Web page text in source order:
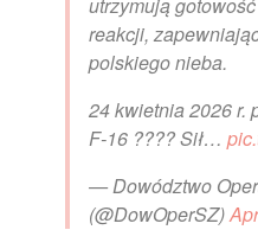
reakcji,
polskiego nieba.
24 kwietnia 2026 r.
F-16 ???? Sił…
— Dowództwo
(@DowOperSZ)